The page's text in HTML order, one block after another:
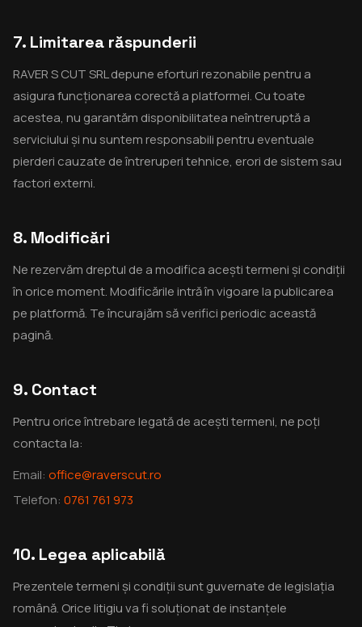
7. Limitarea răspunderii
RAVER S CUT SRL depune eforturi rezonabile pentru a
asigura funcționarea corectă a platformei. Cu toate
acestea, nu garantăm disponibilitatea neîntreruptă a
serviciului și nu suntem responsabili pentru eventuale
pierderi cauzate de întreruperi tehnice, erori de sistem sau
factori externi.
8. Modificări
Ne rezervăm dreptul de a modifica acești termeni și condiții
în orice moment. Modificările intră în vigoare la publicarea
pe platformă. Te încurajăm să verifici periodic această
pagină.
9. Contact
Pentru orice întrebare legată de acești termeni, ne poți
contacta la:
Email: office@raverscut.ro
Telefon: 0761 761 973
10. Legea aplicabilă
Prezentele termeni și condiții sunt guvernate de legislația
română. Orice litigiu va fi soluționat de instanțele